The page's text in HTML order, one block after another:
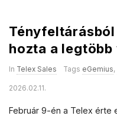
x
s
a
hozta a
In Telex Sales Tags eGemius,
2026.02.11.
Február 9-én a Telex érte